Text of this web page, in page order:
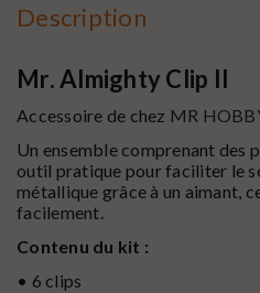
Description
Mr. Almighty Clip II
Accessoire de chez MR
Un ensemble comprenant des
outil pratique pour faciliter le
métallique grâce à un aimant,
facilement.
Contenu du kit :
• 6 clips